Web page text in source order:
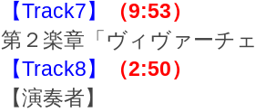
【Track7】
（9:53）
第２楽章「ヴィヴァーチ
【Track8】
（2:50）
【演奏者】